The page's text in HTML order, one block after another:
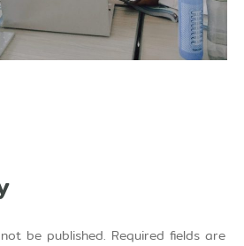
be published. Required fields are